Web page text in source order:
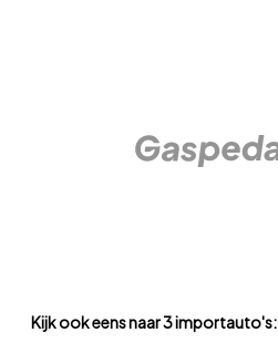
Kijk ook eens naar 3 importauto's: